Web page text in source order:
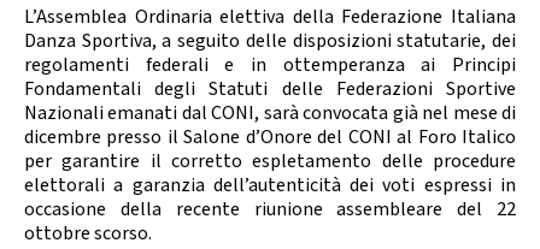
Contatti Discipline
Tesseramento Territorio
L’Assemblea Ordinaria elettiva della Federazione Italiana
Danza Sportiva, a seguito delle disposizioni statutarie, dei
regolamenti federali e in ottemperanza ai Principi
Fondamentali degli Statuti delle Federazioni Sportive
Nazionali emanati dal CONI, sarà convocata già nel mese di
dicembre presso il Salone d’Onore del CONI al Foro Italico
per garantire il corretto espletamento delle procedure
elettorali a garanzia dell’autenticità dei voti espressi in
occasione della recente riunione assembleare del 22
ottobre scorso.